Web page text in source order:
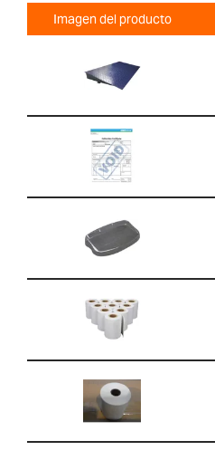
Imagen del producto